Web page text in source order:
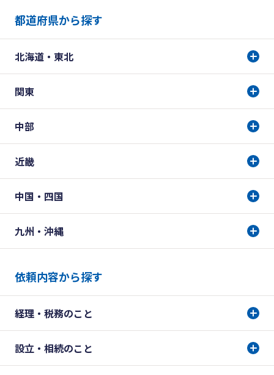
都道府県から探す
北海道・東北
関東
中部
近畿
中国・四国
九州・沖縄
依頼内容から探す
経理・税務のこと
設立・相続のこと